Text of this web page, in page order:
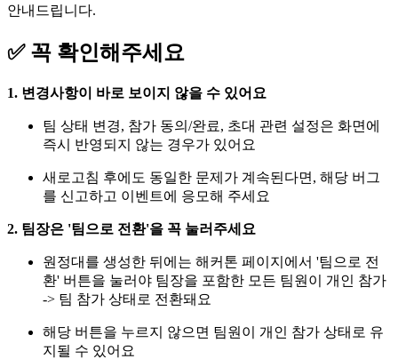
안내드립니다.
✅ 꼭 확인해주세요
1. 변경사항이 바로 보이지 않을 수 있어요
팀 상태 변경, 참가 동의/완료, 초대 관련 설정은 화면에
즉시 반영되지 않는 경우가 있어요
새로고침 후에도 동일한 문제가 계속된다면, 해당 버그
를 신고하고 이벤트에 응모해 주세요
2. 팀장은 '팀으로 전환'을 꼭 눌러주세요
원정대를 생성한 뒤에는 해커톤 페이지에서 '팀으로 전
환' 버튼을 눌러야 팀장을 포함한 모든 팀원이 개인 참가
-> 팀 참가 상태로 전환돼요
해당 버튼을 누르지 않으면 팀원이 개인 참가 상태로 유
지될 수 있어요